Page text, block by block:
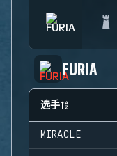
FURIA
选手
MIRACLE